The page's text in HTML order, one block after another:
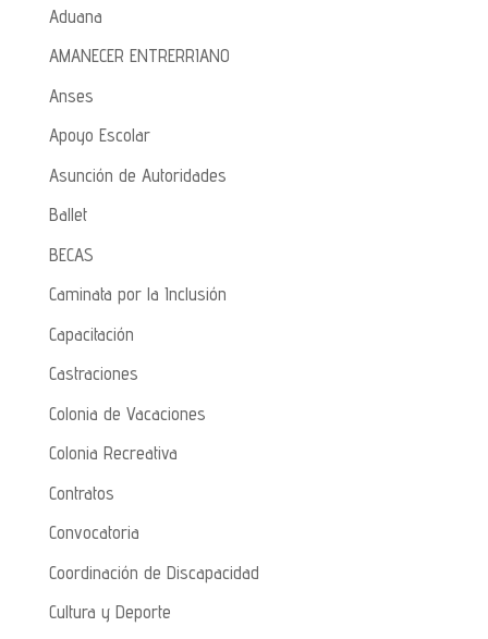
Aduana
AMANECER ENTRERRIANO
Anses
Apoyo Escolar
Asunción de Autoridades
Ballet
BECAS
Caminata por la Inclusión
Capacitación
Castraciones
Colonia de Vacaciones
Colonia Recreativa
Contratos
Convocatoria
Coordinación de Discapacidad
Cultura y Deporte